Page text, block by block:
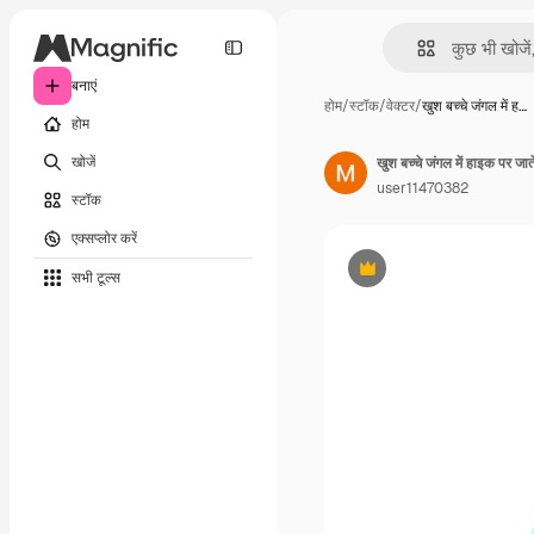
बनाएं
होम
खोजें
स्टॉक
एक्सप्लोर करें
सभी टूल्‍स
होम/स्टॉक/वेक्टर/खुश बच्चे जंगल में ह…
Premium
खुश बच्चे जंगल में हाइक पर
user11470382